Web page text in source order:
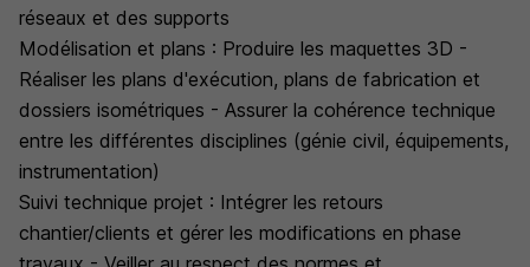
réseaux et des supports
Modélisation et plans : Produire les maquettes 3D -
Réaliser les plans d'exécution, plans de fabrication et
dossiers isométriques - Assurer la cohérence technique
entre les différentes disciplines (génie civil, équipements,
instrumentation)
Suivi technique projet : Intégrer les retours
chantier/clients et gérer les modifications en phase